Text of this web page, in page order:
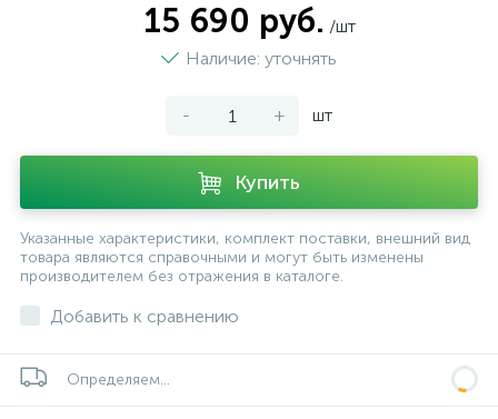
15 690 руб. /шт
Наличие: уточнять
- + шт
Купить
Указанные характеристики, комплект поставки, внешний вид
товара являются справочными и могут быть изменены
производителем без отражения в каталоге.
Добавить к сравнению
Определяем...